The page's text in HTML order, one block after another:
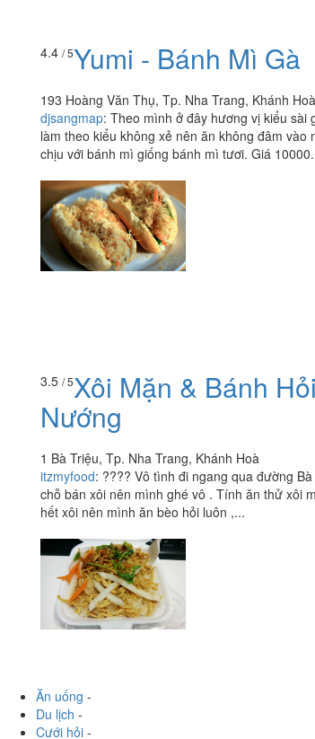
4.4 / 5Yumi - Bánh Mì Gà
193 Hoàng Văn Thụ, Tp. Nha Trang, Khánh Hoà
djsangmap: Theo mình ở đây hương vị kiểu sài
làm theo kiểu không xẻ nên ăn không đâm vào
chịu với bánh mì giống bánh mì tươi. Giá
3.5 / 5Xôi Mặn & Bánh
Nướng
1 Bà Triệu, Tp. Nha Trang, Khánh Hoà
itzmyfood: ???? Vô tình đi ngang qua đường
chỗ bán xôi nên mình ghé vô . Tính ăn thử xôi
hết xôi nên mình ăn bèo hỏi luôn ,...
Ăn uống -
Du lịch -
Cưới hỏi -